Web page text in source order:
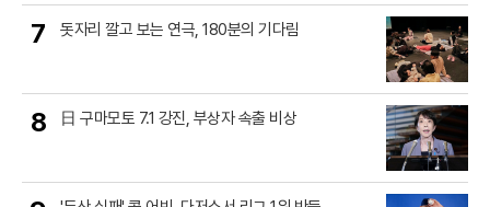
7 돗자리 깔고 보는 연극, 180분의 기다림
8 日 구마모토 7.1 강진, 부상자 속출 비상